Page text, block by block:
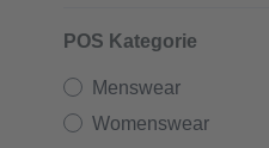
POS Kategorie
Menswear
Womenswear